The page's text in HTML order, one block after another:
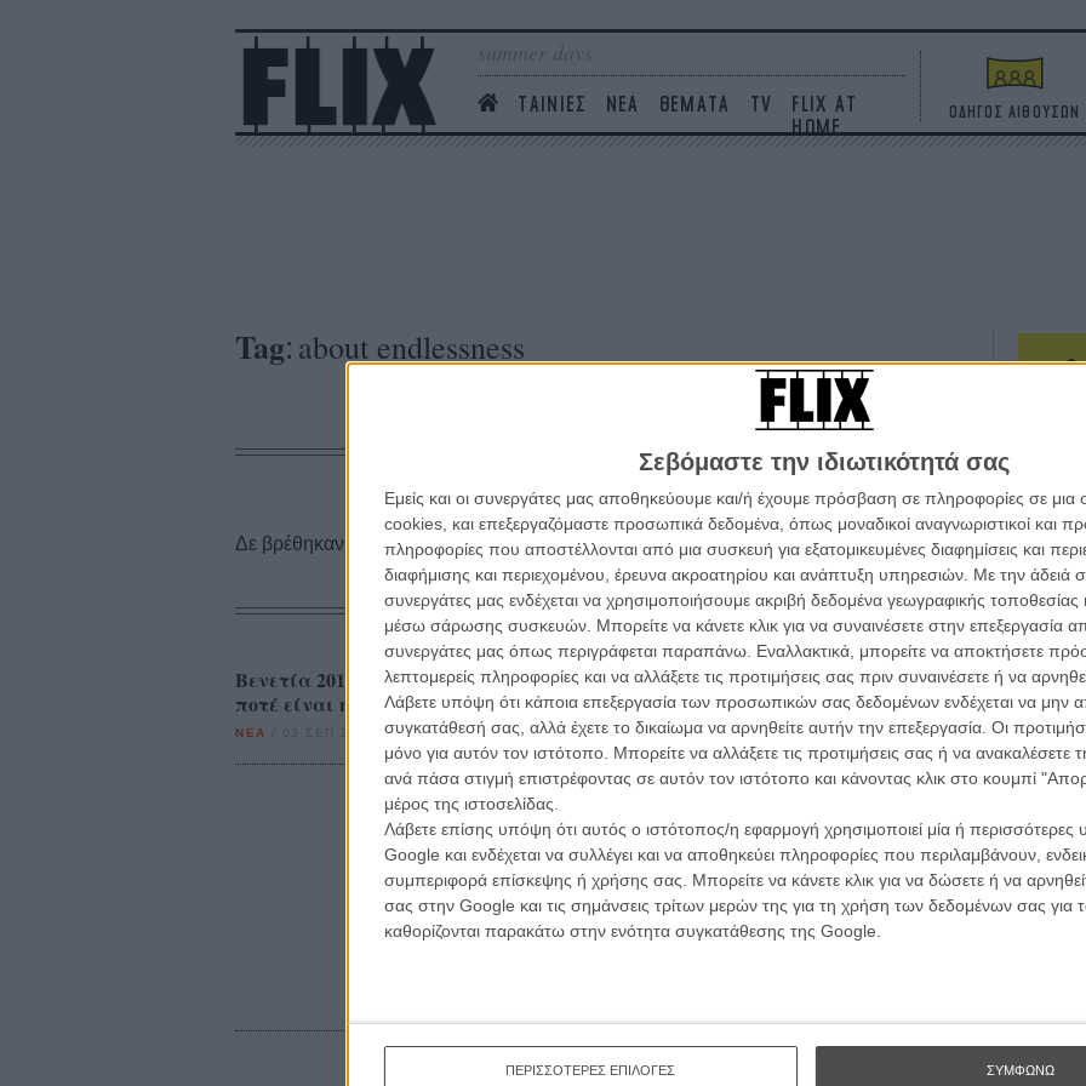
Σεβόμαστε την ιδιωτικότητά σας
Εμείς και οι συνεργάτες μας αποθηκεύουμε και/ή έχουμε πρόσβαση σε πληροφορίες σε
cookies, και επεξεργαζόμαστε προσωπικά δεδομένα, όπως μοναδικοί αναγνωριστικοί και
πληροφορίες που αποστέλλονται από μια συσκευή για εξατομικευμένες διαφημίσεις και
διαφήμισης και περιεχομένου, έρευνα ακροατηρίου και ανάπτυξη υπηρεσιών. Με την άδειά
συνεργάτες μας ενδέχεται να χρησιμοποιήσουμε ακριβή δεδομένα γεωγραφικής τοποθεσίας
μέσω σάρωσης συσκευών. Μπορείτε να κάνετε κλικ για να συναινέσετε στην επεξεργασία
συνεργάτες μας όπως περιγράφεται παραπάνω. Εναλλακτικά, μπορείτε να αποκτήσετε
λεπτομερείς πληροφορίες και να αλλάξετε τις προτιμήσεις σας πριν συναινέσετε ή να
Λάβετε υπόψη ότι κάποια επεξεργασία των προσωπικών σας δεδομένων ενδέχεται να μην
συγκατάθεσή σας, αλλά έχετε το δικαίωμα να αρνηθείτε αυτήν την επεξεργασία. Οι
μόνο για αυτόν τον ιστότοπο. Μπορείτε να αλλάξετε τις προτιμήσεις σας ή να ανακαλέσετε
ανά πάσα στιγμή επιστρέφοντας σε αυτόν τον ιστότοπο και κάνοντας κλικ στο κουμπί
μέρος της ιστοσελίδας.
Λάβετε επίσης υπόψη ότι αυτός ο ιστότοπος/η εφαρμογή χρησιμοποιεί μία ή περισσότερες
Google και ενδέχεται να συλλέγει και να αποθηκεύει πληροφορίες που περιλαμβάνουν,
συμπεριφορά επίσκεψης ή χρήσης σας. Μπορείτε να κάνετε κλικ για να δώσετε ή να
σας στην Google και τις σημάνσεις τρίτων μερών της για τη χρήση των δεδομένων σας
καθορίζονται παρακάτω στην ενότητα συγκατάθεσης της Google.
ΠΕΡΙΣΣΟΤΕΡΕΣ ΕΠΙΛΟΓΕΣ ΣΥΜΦΩΝΩ
summer days
ΤΑΙΝΙΕΣ ΝΕΑ ΘΕΜΑΤΑ TV
FLIX AT
HOME
ΟΔΗΓΟΣ ΑΙΘΟΥΣΩΝ
Tag: about endlessness
ΤΑΙΝΙΕΣ
Δε βρέθηκαν σχετικές κριτικές ταινιών.
ΑΡΘΡΑ
Βενετία 2019: Στο «About Endlessness» του Ρόι Αντερσον αυτό που δεν τελειώνει
ποτέ είναι η Ποίηση
ΝΕΑ 03 ΣΕΠ 2019 / Τάσος Χατζηευφραιμίδης
Βιμ
Η
σε
Εγγράψου